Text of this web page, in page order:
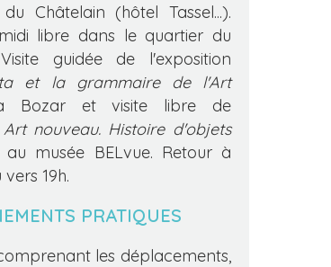
Châtelain (hôtel Tassel...).
libre dans le quartier du
guidée de l'exposition
et la grammaire de l'Art
et visite libre de
Art nouveau. Histoire d'objets
musée BELvue. Retour à
19h.
PRATIQUES
les déplacements,